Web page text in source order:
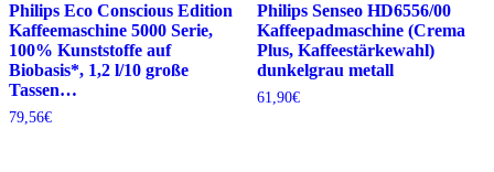
Philips Eco Conscious Edition
Kaffeemaschine 5000 Serie,
100% Kunststoffe auf
Biobasis*, 1,2 l/10 große
Tassen…
79,56€
Philips Senseo HD6556/00
Kaffeepadmaschine (Crema
Plus, Kaffeestärkewahl)
dunkelgrau metall
61,90€